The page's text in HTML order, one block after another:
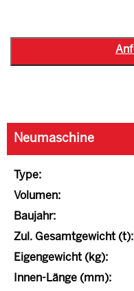
Neumaschine
Type:
Volumen:
Baujahr:
Zul. Gesamtgewicht (t):
Eigengewicht (kg):
Innen-Länge (mm):